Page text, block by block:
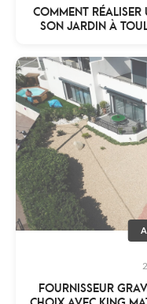
COMMENT
SON JARDIN À
FOURNISSEUR
CHOIX AVEC KING